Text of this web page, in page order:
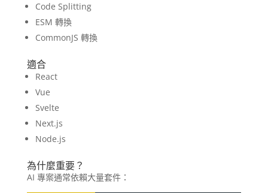
Code Splitting
ESM 轉換
CommonJS 轉換
適合
React
Vue
Svelte
Next.js
Node.js
為什麼重要？
AI 專案通常依賴大量套件：